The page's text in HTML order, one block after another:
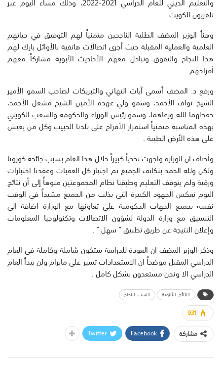
تلفزيون الكويت .
وهنأ الوزير المضف الطلبة الناجحين متمنياً لهم التوفيق في حياتهم
العلمية والعملية المقبلة حيث أجرى اتصالات هاتفية بالأوائل بارك لهم
هذا النجاح والتفوق وتبادل معهم الأحاديث الأبوية مشاركاً معهم
أفراحهم .
ورفع د. المضف أسمى آيات التهاني والتبريكات لصاحب السمو الأمير
الشيخ نواف الأحمد، وسمو ولي عهده الأمين الشيخ مشعل الأحمد،
حفظهما الله ورعاهما، وسمو رئيس الوزراء والحكومة والشعب الكويتي
بهذه المناسبة متمنياً استمرار الأفراح على بلدنا الحبيب وكل من يعيش
على هذه الأرض الطيبة .
وأضاف ان الوزارة واجهت تحدياً كبيراً خلال هذا العام بسبب جائحة كورونا
ولكن ولله الحمد بتكاتف الجميع تم اجتياز كل العقبات وعقدنا اختبارات
ورقية ولم يتوقف التعليم وطبقنا نظام المجموعتين منوهاً إلى أن نتائج
اليوم تعكس الجهود الكبيرة التي بذلت من الجميع مشيداً في الوقت
نفسه بجميع الجهات الحكومية على تعاونها مع الوزارة اضافة الى
التنسيق مع وزارة الدولة لشؤون الاتصالات وتكنولوجيا المعلومات
وإعلان النتيجة عن طريق تطبيق ” سهل ” .
وذكر الوزير المضف ان العودة للدراسة ستكون شاملة وكاملة في العام
الدراسي المقبل موضحاً ان الاستعدادات تسير على مايرام ولن يبدأ العام
الدراسي الا ونحن مستعدون بشكل كامل .
#نتائج_الثانوية #نسب_النجاح
931
مشاركة
Facebook
Twitter